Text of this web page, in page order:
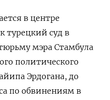
в центре
турецкий суд в
мэра Стамбула
политического
Эрдогана, до
по обвинениям в